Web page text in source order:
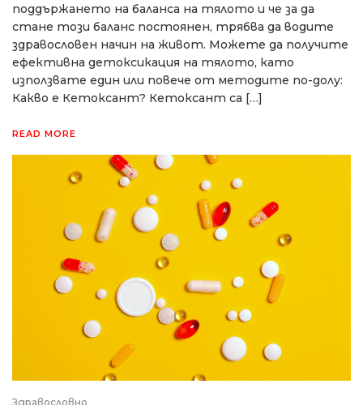
поддържането на баланса на тялото и че за да
стане този баланс постоянен, трябва да водите
здравословен начин на живот. Можете да получите
ефективна детоксикация на тялото, като
използвате един или повече от методите по-долу:
Какво е Кетоксант? Кетоксант са […]
READ MORE
Здравословно